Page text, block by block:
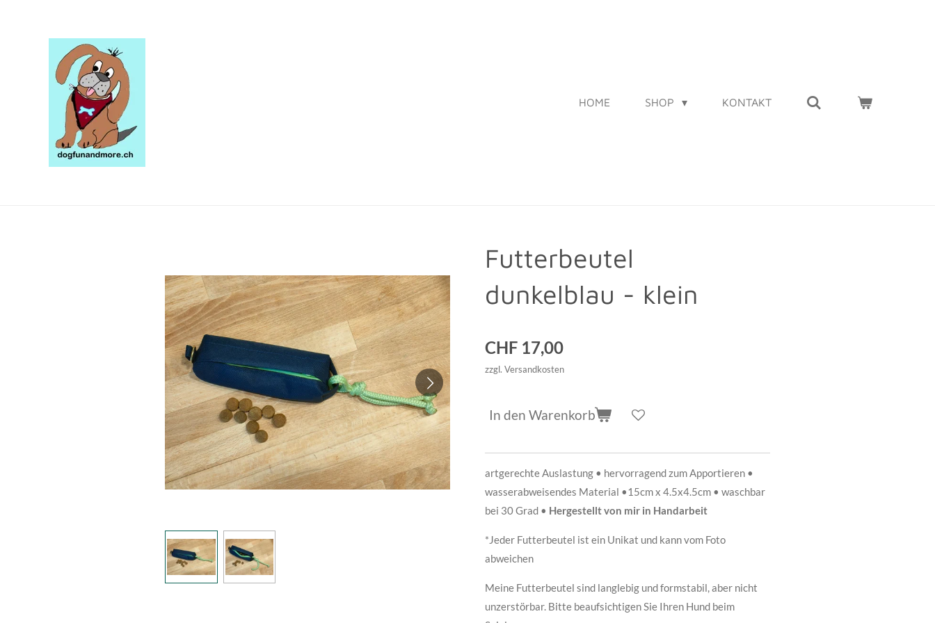
HOME SHOP KONTAKT
Futterbeutel
dunkelblau - klein
CHF 17,00
zzgl. Versandkosten
In den Warenkorb
artgerechte Auslastung • hervorragend zum Apportieren •
wasserabweisendes Material •15cm x 4.5x4.5cm • waschbar
bei 30 Grad • Hergestellt von mir in Handarbeit
*Jeder Futterbeutel ist ein Unikat und kann vom Foto
abweichen
Meine Futterbeutel sind langlebig und formstabil, aber nicht
unzerstörbar. Bitte beaufsichtigen Sie Ihren Hund beim